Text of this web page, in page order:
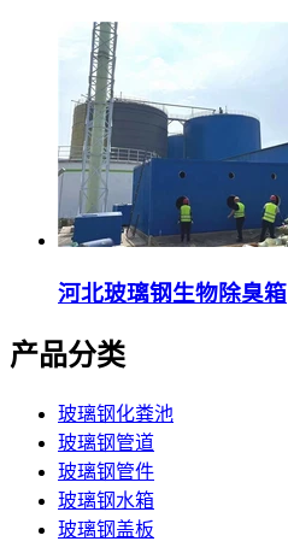
河北玻璃钢生物除臭箱
产品分类
玻璃钢化粪池
玻璃钢管道
玻璃钢管件
玻璃钢水箱
玻璃钢盖板